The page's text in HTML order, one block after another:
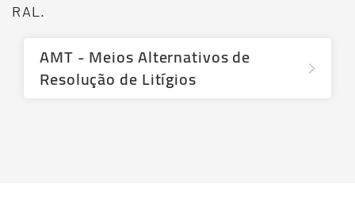
RAL.
AMT - Meios Alternativos de
Resolução de Litígios